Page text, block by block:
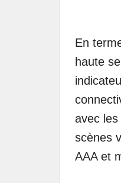
En
haute
avec
scènes
AAA et